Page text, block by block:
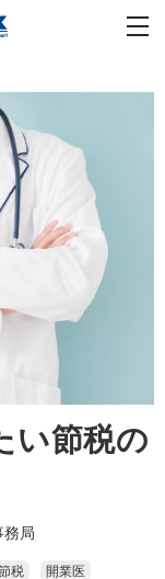
い節税の
務局
税
開業医